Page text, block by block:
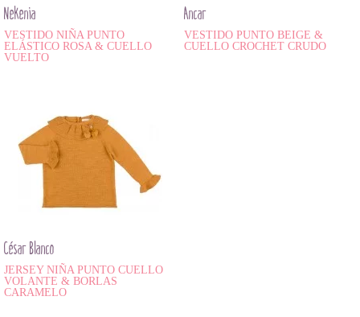
Nekenia
VESTIDO NIÑA PUNTO
ELÁSTICO ROSA & CUELLO
VUELTO
Ancar
VESTIDO PUNTO BEIGE &
CUELLO CROCHET CRUDO
César Blanco
JERSEY NIÑA PUNTO CUELLO
VOLANTE & BORLAS
CARAMELO